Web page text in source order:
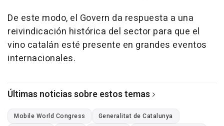
De este modo, el Govern da respuesta a una
reivindicación histórica del sector para que el
vino catalán esté presente en grandes eventos
internacionales.
Últimas noticias sobre estos temas
Mobile World Congress
Generalitat de Catalunya